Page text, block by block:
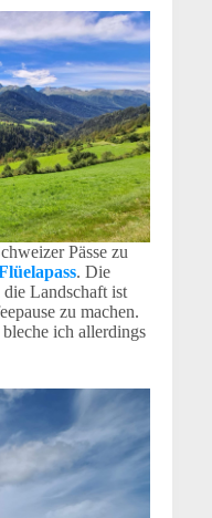
Pässe zu
. Die
Landschaft ist
zu machen.
ich allerdings